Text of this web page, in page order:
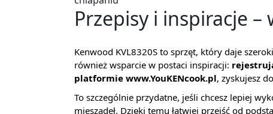
Przepisy i inspiracje
Kenwood KVL8320S to sprzęt, który daje
również wsparcie w postaci inspiracji:
platformie www.YouKENcook.pl, zyskujesz
To szczególnie przydatne, jeśli chcesz lepiej
mieszadeł. Dzięki temu łatwiej przejść od